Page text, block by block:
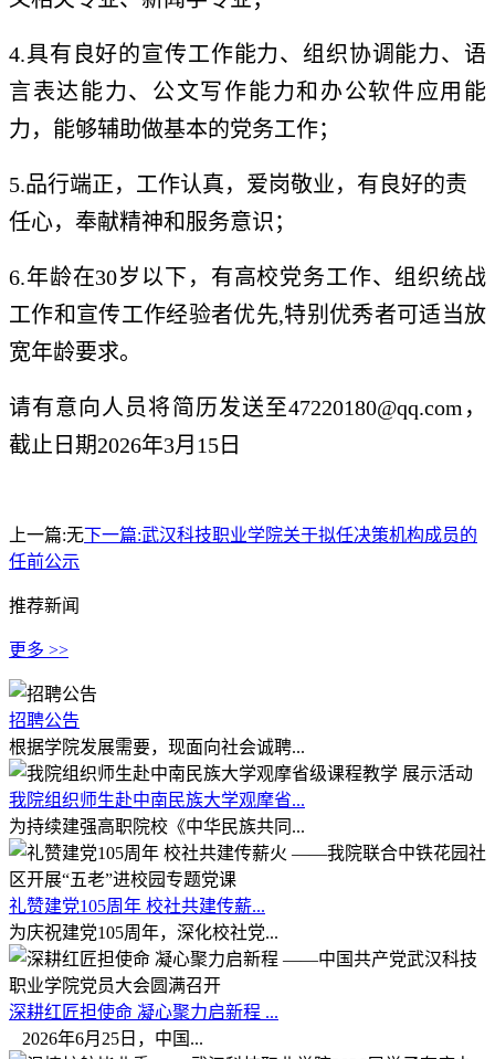
4.具有良好的宣传工作能力、组织协调能力、语
言表达能力、公文写作能力和办公软件应用能
力，能够辅助做基本的党务工作；
5.品行端正，工作认真，爱岗敬业，有良好的责
任心，奉献精神和服务意识；
6.年龄在30岁以下，有高校党务工作、组织统战
工作和宣传工作经验者优先,特别优秀者可适当放
宽年龄要求。
请有意向人员将简历发送至47220180@qq.com，
截止日期2026年3月15日
上一篇:无下一篇:武汉科技职业学院关于拟任决策机构成员的
任前公示
推荐新闻
更多 >>
招聘公告
根据学院发展需要，现面向社会诚聘...
我院组织师生赴中南民族大学观摩省...
为持续建强高职院校《中华民族共同...
礼赞建党105周年 校社共建传薪...
为庆祝建党105周年，深化校社党...
深耕红匠担使命 凝心聚力启新程 ...
2026年6月25日，中国...